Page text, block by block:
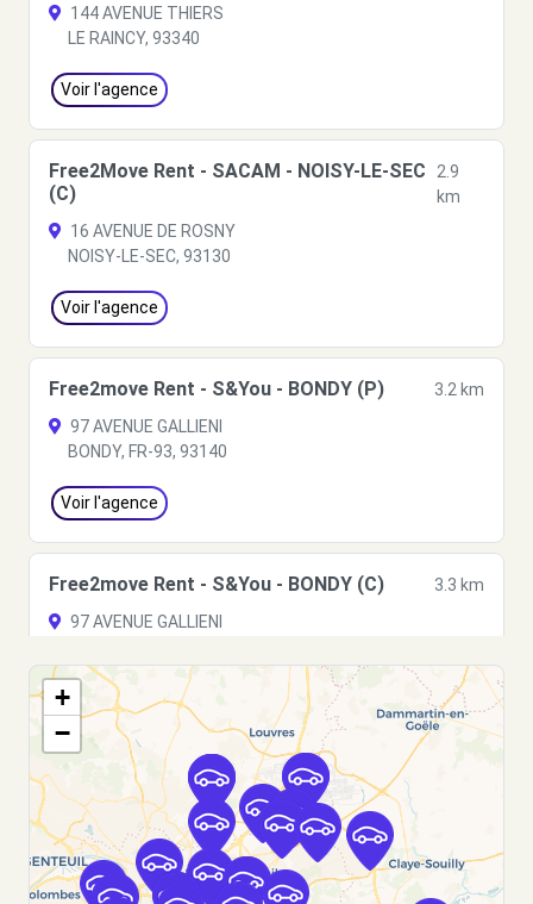
144 AVENUE THIERS
LE RAINCY, 93340
Voir l'agence
Free2Move Rent - SACAM - NOISY-LE-SEC
(C)
2.9
km
16 AVENUE DE ROSNY
NOISY-LE-SEC, 93130
Voir l'agence
Free2move Rent - S&You - BONDY (P)
3.2 km
97 AVENUE GALLIENI
BONDY, FR-93, 93140
Voir l'agence
Free2move Rent - S&You - BONDY (C)
3.3 km
97 AVENUE GALLIENI
Voir l'agence
Free2move Rent - PARIS CHELLES
AUTOMOBILES - CHELLES (DS)
59/61 AVENUE DU MARECHAL FOCH
CHELLES, FR-77, 77500
+
−